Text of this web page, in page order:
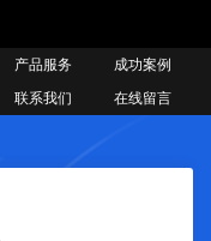
产品服务
成功案例
联系我们 在线留言